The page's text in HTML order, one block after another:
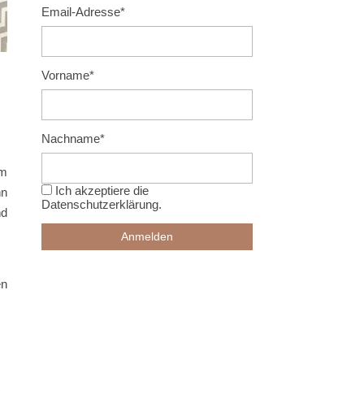
Email-Adresse*
Vorname*
Nachname*
Ich akzeptiere die
Datenschutzerklärung.